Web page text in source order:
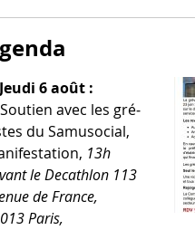
6 août :
Soutien avec les gré­
du Samusocial,
13h
le Decathlon 113
de France,
Paris,